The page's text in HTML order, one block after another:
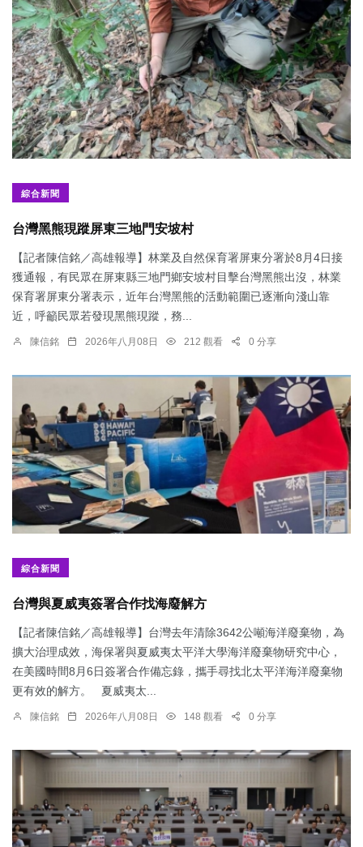
綜合新聞
台灣黑熊現蹤屏東三地門安坡村
【記者陳信銘／高雄報導】林業及自然保育署屏東分署於8月4日接
獲通報，有民眾在屏東縣三地門鄉安坡村目擊台灣黑熊出沒，林業
保育署屏東分署表示，近年台灣黑熊的活動範圍已逐漸向淺山靠
近，呼籲民眾若發現黑熊現蹤，務...
陳信銘 2026年八月08日 212 觀看 0 分享
綜合新聞
台灣與夏威夷簽署合作找海廢解方
【記者陳信銘／高雄報導】台灣去年清除3642公噸海洋廢棄物，為
擴大治理成效，海保署與夏威夷太平洋大學海洋廢棄物研究中心，
在美國時間8月6日簽署合作備忘錄，攜手尋找北太平洋海洋廢棄物
更有效的解方。 夏威夷太...
陳信銘 2026年八月08日 148 觀看 0 分享